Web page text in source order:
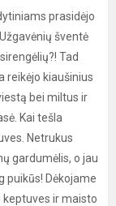
prasidėjo
šventė
Tad
reikėjo kiaušinius
bei miltus ir
Kai tešla
Netrukus
gardumėlis, o jau
puikūs! Dėkojame
ir maisto